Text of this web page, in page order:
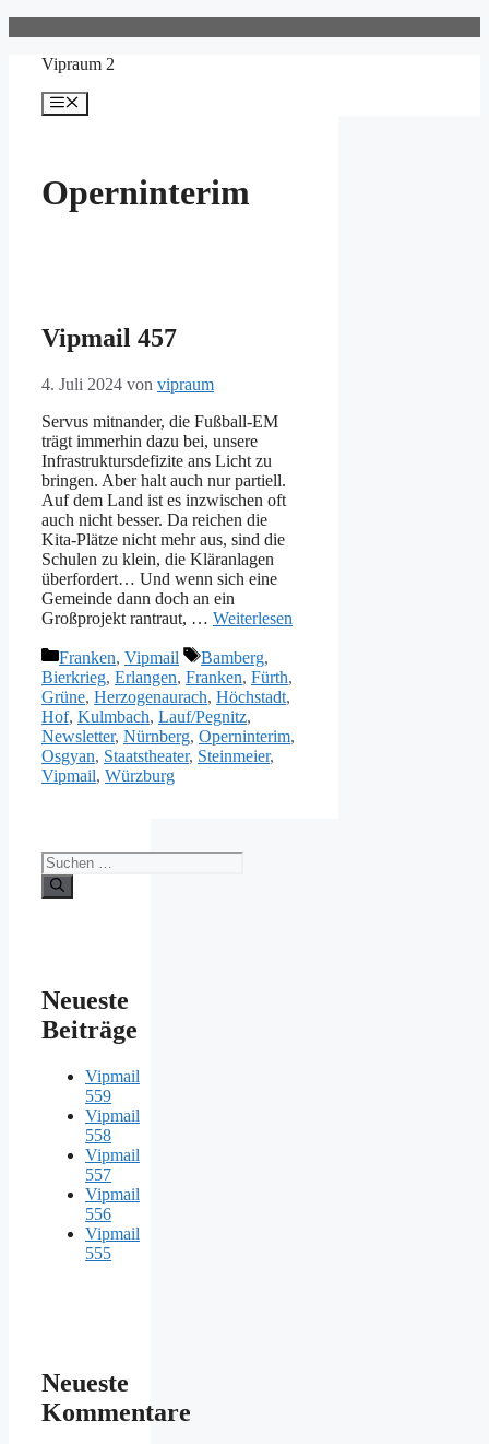
springenVipraum 2
Menü
Operninterim
Vipmail 457
4. Juli 2024 von vipraum
Servus mitnander, die Fußball-EM
trägt immerhin dazu bei, unsere
Infrastruktursdefizite ans Licht zu
bringen. Aber halt auch nur partiell.
Auf dem Land ist es inzwischen oft
auch nicht besser. Da reichen die
Kita-Plätze nicht mehr aus, sind die
Schulen zu klein, die Kläranlagen
überfordert… Und wenn sich eine
Gemeinde dann doch an ein
Großprojekt rantraut, … Weiterlesen
Kategorien
Franken, Vipmail Schlagwörter
Bamberg,
Bierkrieg, Erlangen, Franken, Fürth,
Grüne, Herzogenaurach, Höchstadt,
Hof, Kulmbach, Lauf/Pegnitz,
Newsletter, Nürnberg, Operninterim,
Osgyan, Staatstheater, Steinmeier,
Vipmail, Würzburg
Suche
nach:
Neueste
Beiträge
Vipmail
559
Vipmail
558
Vipmail
557
Vipmail
556
Vipmail
555
Neueste
Kommentare